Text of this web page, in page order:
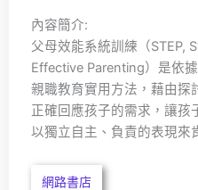
內容簡介:
父母效能系統訓練（STEP,
Effective Parenting）是依
親職教育實用方法，藉由探
正確回應孩子的需求，讓孩
以獨立自主、負責的表現來
網路書店